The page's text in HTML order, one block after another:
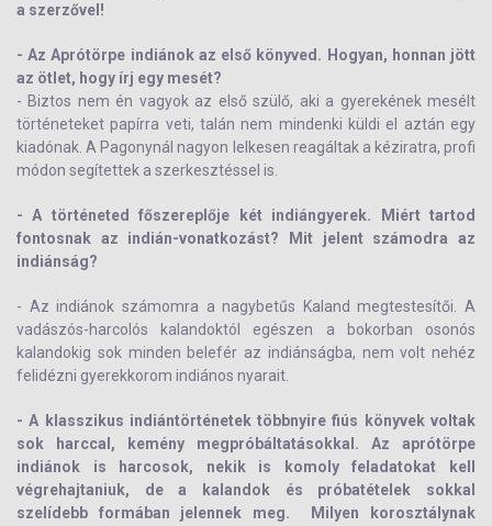
a szerzővel!
- Az Aprótörpe indiánok az első könyved. Hogyan, honnan jött
az ötlet, hogy írj egy mesét?
- Biztos nem én vagyok az első szülő, aki a gyerekének mesélt
történeteket papírra veti, talán nem mindenki küldi el aztán egy
kiadónak. A Pagonynál nagyon lelkesen reagáltak a kéziratra, profi
módon segítettek a szerkesztéssel is.
- A történeted főszereplője két indiángyerek. Miért tartod
fontosnak az indián-vonatkozást? Mit jelent számodra az
indiánság?
- Az indiánok számomra a nagybetűs Kaland megtestesítői. A
vadászós-harcolós kalandoktól egészen a bokorban osonós
kalandokig sok minden belefér az indiánságba, nem volt nehéz
felidézni gyerekkorom indiános nyarait.
- A klasszikus indiántörténetek többnyire fiús könyvek voltak
sok harccal, kemény megpróbáltatásokkal. Az aprótörpe
indiánok is harcosok, nekik is komoly feladatokat kell
végrehajtaniuk, de a kalandok és próbatételek sokkal
szelídebb formában jelennek meg. Milyen korosztálynak